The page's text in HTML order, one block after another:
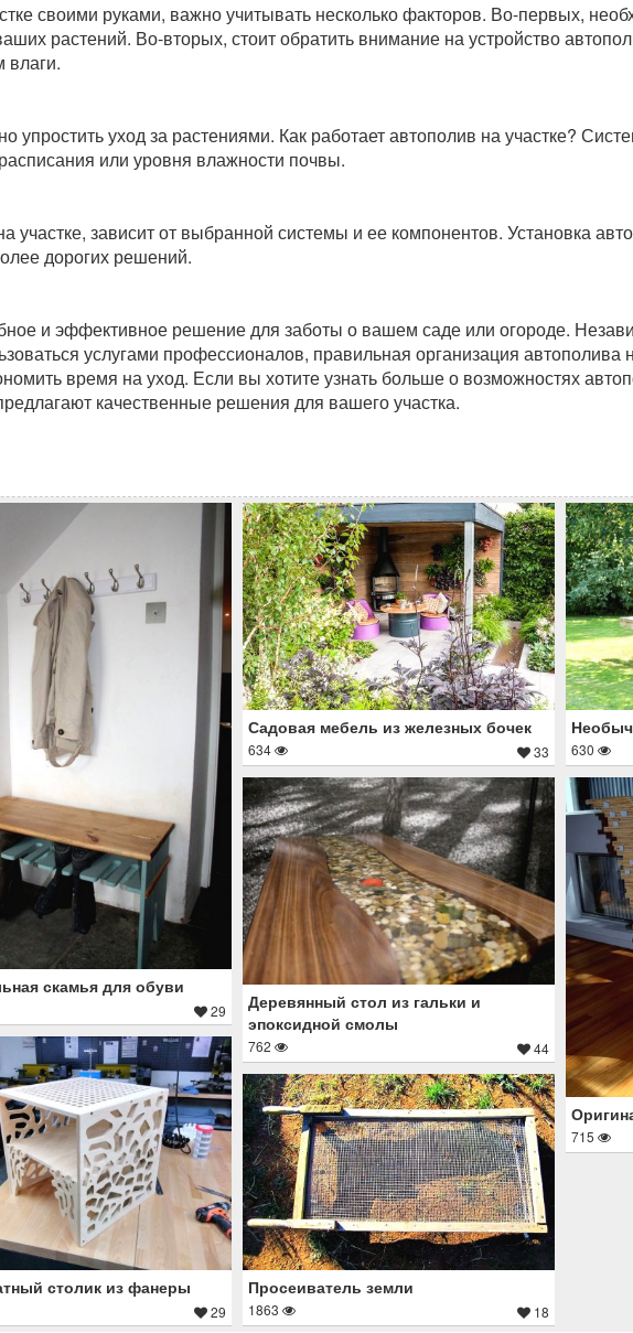
своими руками, важно учитывать несколько факторов. Во-первых,
растений. Во-вторых, стоит обратить внимание на устройство
влаги.
упростить уход за растениями. Как работает автополив на участке?
или уровня влажности почвы.
участке, зависит от выбранной системы и ее компонентов. Установка
дорогих решений.
и эффективное решение для заботы о вашем саде или огороде.
услугами профессионалов, правильная организация автополива
время на уход. Если вы хотите узнать больше о возможностях
качественные решения для вашего участка.
скамья для обуви
29
Садовая мебель из железных бочек
634 33 630
Деревянный стол из гальки и
эпоксидной смолы
762 44
715
столик из фанеры
29
Просеиватель земли
1863 18